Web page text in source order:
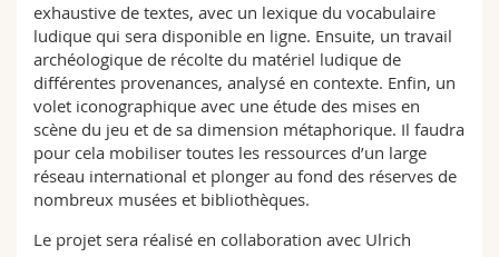
exhaustive de textes, avec un lexique du vocabulaire
ludique qui sera disponible en ligne. Ensuite, un travail
archéologique de récolte du matériel ludique de
différentes provenances, analysé en contexte. Enfin, un
volet iconographique avec une étude des mises en
scène du jeu et de sa dimension métaphorique. Il faudra
pour cela mobiliser toutes les ressources d’un large
réseau international et plonger au fond des réserves de
nombreux musées et bibliothèques.
Le projet sera réalisé en collaboration avec Ulrich